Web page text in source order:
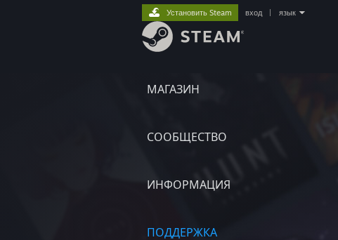
МАГАЗИН
СООБЩЕСТВО
ИНФОРМАЦИЯ
ПОДДЕРЖКА
Установить Steam вход язык